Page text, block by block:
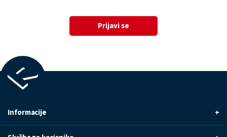
Prijavi se
Informacije +